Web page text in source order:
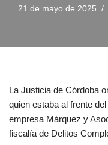
21 de mayo de 2025
La Justicia de Córdoba
quien estaba al frente
empresa Márquez y
fiscalía de Delitos